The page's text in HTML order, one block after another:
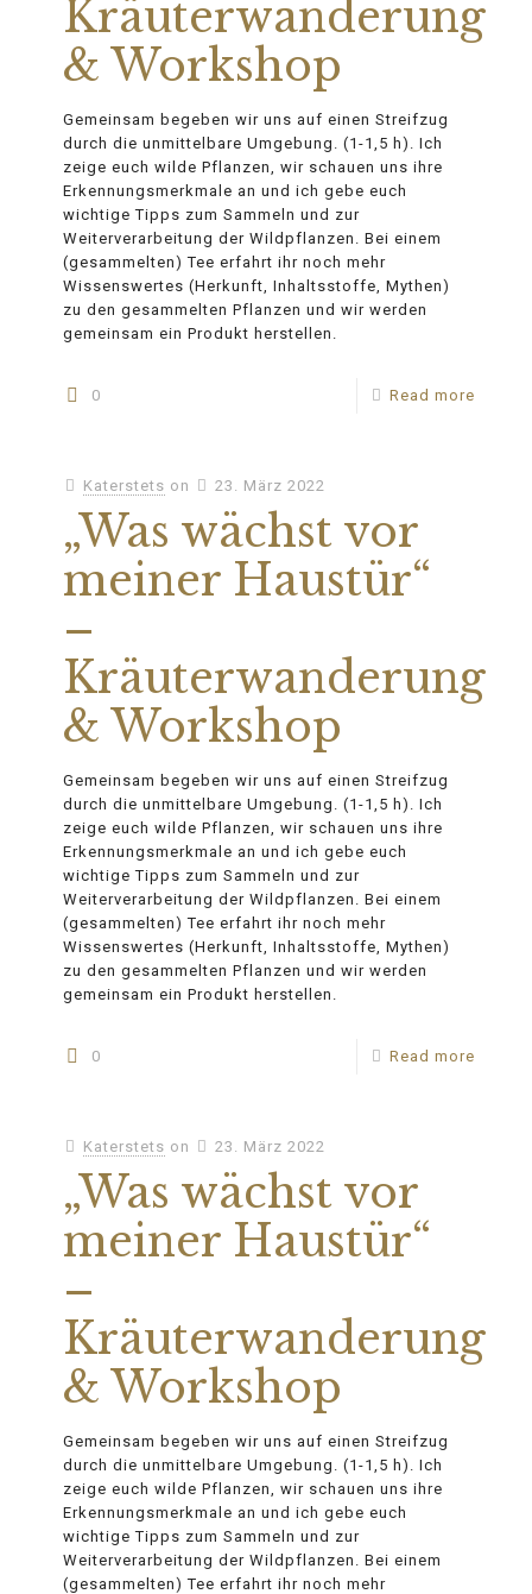
Kräuterwanderung
& Workshop
Gemeinsam begeben wir uns auf einen Streifzug
durch die unmittelbare Umgebung. (1-1,5 h). Ich
zeige euch wilde Pflanzen, wir schauen uns ihre
Erkennungsmerkmale an und ich gebe euch
wichtige Tipps zum Sammeln und zur
Weiterverarbeitung der Wildpflanzen. Bei einem
(gesammelten) Tee erfahrt ihr noch mehr
Wissenswertes (Herkunft, Inhaltsstoffe, Mythen)
zu den gesammelten Pflanzen und wir werden
gemeinsam ein Produkt herstellen.
0 Read more
Katerstets on 23. März 2022
„Was wächst vor
meiner Haustür“
–
Kräuterwanderung
& Workshop
Gemeinsam begeben wir uns auf einen Streifzug
durch die unmittelbare Umgebung. (1-1,5 h). Ich
zeige euch wilde Pflanzen, wir schauen uns ihre
Erkennungsmerkmale an und ich gebe euch
wichtige Tipps zum Sammeln und zur
Weiterverarbeitung der Wildpflanzen. Bei einem
(gesammelten) Tee erfahrt ihr noch mehr
Wissenswertes (Herkunft, Inhaltsstoffe, Mythen)
zu den gesammelten Pflanzen und wir werden
gemeinsam ein Produkt herstellen.
0 Read more
Katerstets on 23. März 2022
„Was wächst vor
meiner Haustür“
–
Kräuterwanderung
& Workshop
Gemeinsam begeben wir uns auf einen Streifzug
durch die unmittelbare Umgebung. (1-1,5 h). Ich
zeige euch wilde Pflanzen, wir schauen uns ihre
Erkennungsmerkmale an und ich gebe euch
wichtige Tipps zum Sammeln und zur
Weiterverarbeitung der Wildpflanzen. Bei einem
(gesammelten) Tee erfahrt ihr noch mehr